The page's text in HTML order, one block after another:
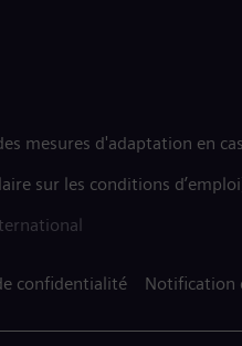
mesures d'adaptation en
sur les conditions
confidentialité Notification